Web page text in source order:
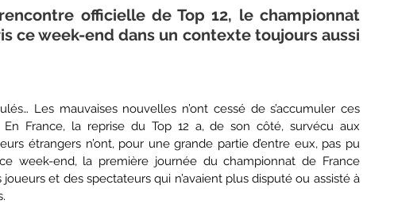
officielle de Top 12, le championnat
ce week-end dans un contexte toujours aussi
Les mauvaises nouvelles n’ont cessé de s’accumuler ces
France, la reprise du Top 12 a, de son côté, survécu aux
étrangers n’ont, pour une grande partie d’entre eux, pas pu
week-end, la première journée du championnat de France
joueurs et des spectateurs qui n’avaient plus disputé ou assisté à